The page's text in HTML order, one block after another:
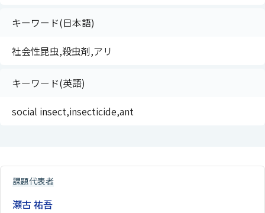
キーワード(日本語)
社会性昆虫,殺虫剤,アリ
キーワード(英語)
social insect,insecticide,ant
課題代表者
瀬古 祐吾